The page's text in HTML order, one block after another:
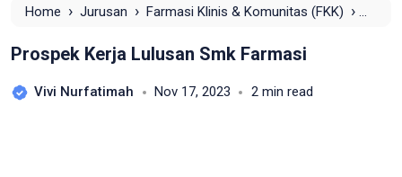
Home › Jurusan › Farmasi Klinis & Komunitas (FKK) ›
Prospek Kerja Lulusan Smk Farmasi
Vivi Nurfatimah Nov 17, 2023 2 min read